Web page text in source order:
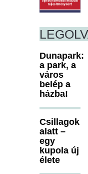
Dunapark:
a park, a
város
belép a
házba!
Csillagok
alatt –
egy
kupola új
élete